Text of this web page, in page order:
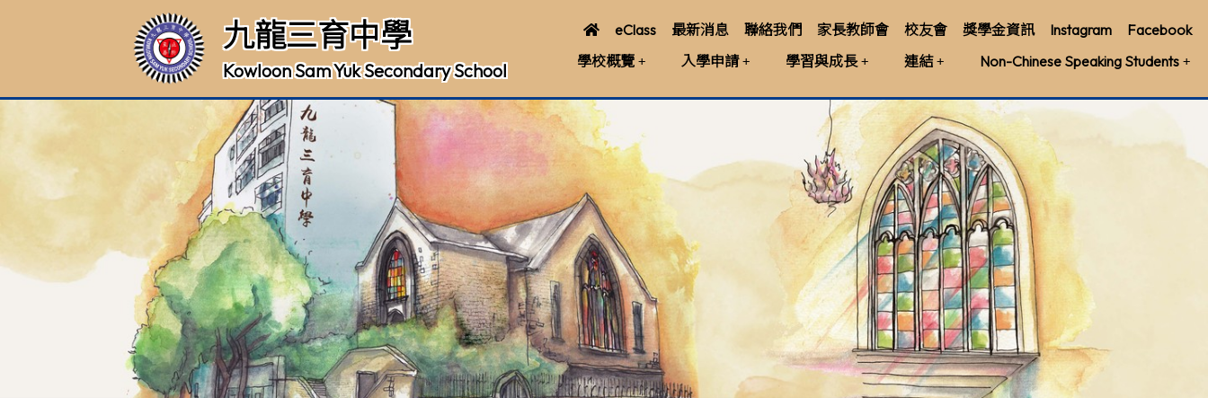
九龍三育中學
Kowloon Sam Yuk Secondary School
eClass 最新消息 聯絡我們 家長教師會 校友會 獎學金資訊 Instagram
Facebook
學校概覽
入學申請 學習與成長 連結 Non-Chinese Speaking Students